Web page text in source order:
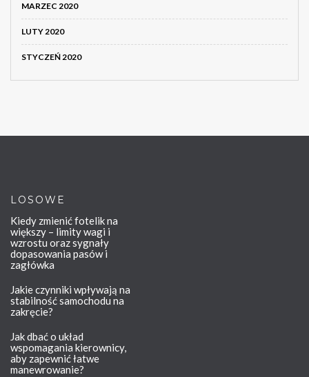
MARZEC 2020
LUTY 2020
STYCZEŃ 2020
LOSOWE
Kiedy zmienić fotelik na
większy – limity wagi i
wzrostu oraz sygnały
dopasowania pasów i
zagłówka
Jakie czynniki wpływają na
stabilność samochodu na
zakręcie?
Jak dbać o układ
wspomagania kierownicy,
aby zapewnić łatwe
manewrowanie?